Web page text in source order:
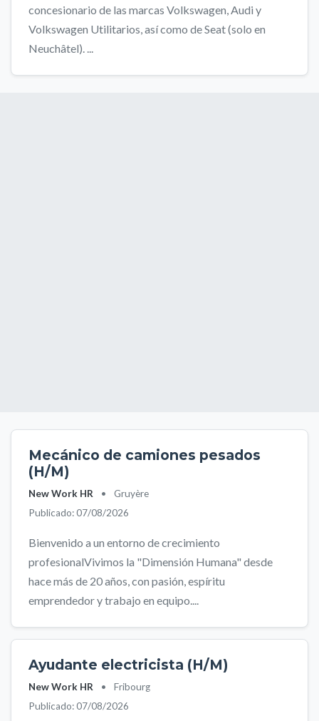
concesionario de las marcas Volkswagen, Audi y
Volkswagen Utilitarios, así como de Seat (solo en
Neuchâtel). ...
Mecánico de camiones pesados
(H/M)
New Work HR •
Gruyère
Publicado: 07/08/2026
Bienvenido a un entorno de crecimiento
profesionalVivimos la "Dimensión Humana" desde
hace más de 20 años, con pasión, espíritu
emprendedor y trabajo en equipo....
Ayudante electricista (H/M)
New Work HR •
Fribourg
Publicado: 07/08/2026